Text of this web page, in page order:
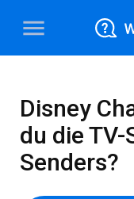
menu
Disney
du die TV-
Senders?